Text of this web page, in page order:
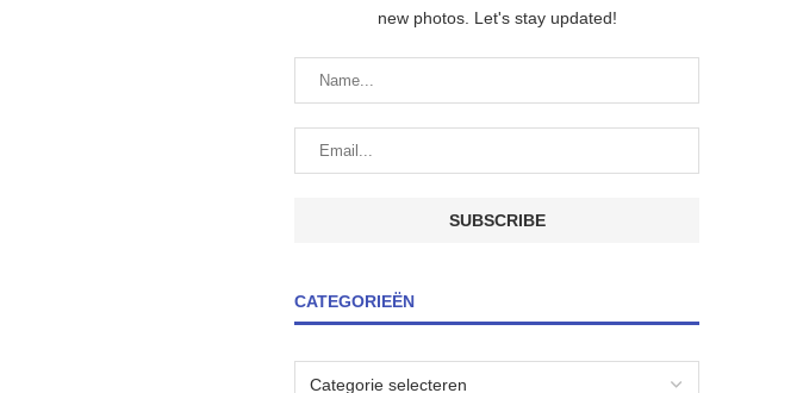
new photos. Let's stay updated!
CATEGORIEËN